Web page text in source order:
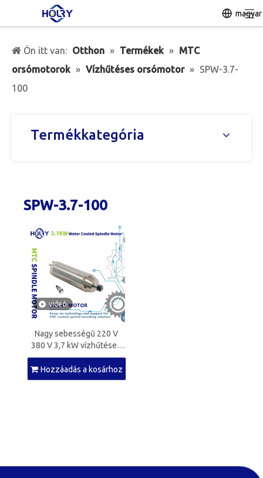
magyar
Ön itt van: Otthon » Termékek » MTC
orsómotorok » Vízhűtéses orsómotor » SPW-3.7-
100
Termékkategória
SPW-3.7-100
videó
Nagy sebességű 220 V
380 V 3,7 kW vízhűtéses
orsómotor ER20 CNC
maráshoz
Hozzáadás a kosárhoz